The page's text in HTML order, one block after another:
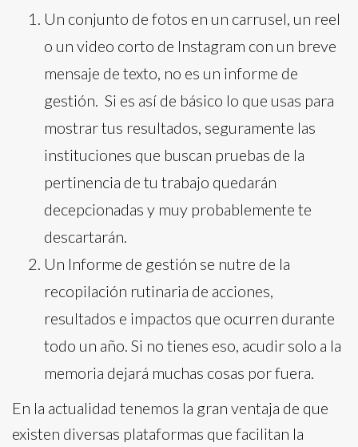
Un conjunto de fotos en un carrusel, un reel
o un video corto de Instagram con un breve
mensaje de texto, no es un informe de
gestión. Si es así de básico lo que usas para
mostrar tus resultados, seguramente las
instituciones que buscan pruebas de la
pertinencia de tu trabajo quedarán
decepcionadas y muy probablemente te
descartarán.
Un Informe de gestión se nutre de la
recopilación rutinaria de acciones,
resultados e impactos que ocurren durante
todo un año. Si no tienes eso, acudir solo a la
memoria dejará muchas cosas por fuera.
En la actualidad tenemos la gran ventaja de que
existen diversas plataformas que facilitan la